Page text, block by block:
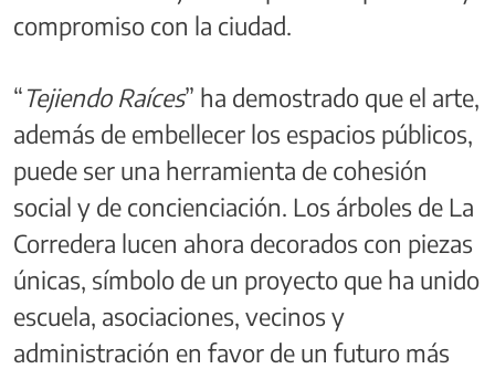
compromiso con la ciudad.
“Tejiendo Raíces” ha demostrado que el arte,
además de embellecer los espacios públicos,
puede ser una herramienta de cohesión
social y de concienciación. Los árboles de La
Corredera lucen ahora decorados con piezas
únicas, símbolo de un proyecto que ha unido
escuela, asociaciones, vecinos y
administración en favor de un futuro más